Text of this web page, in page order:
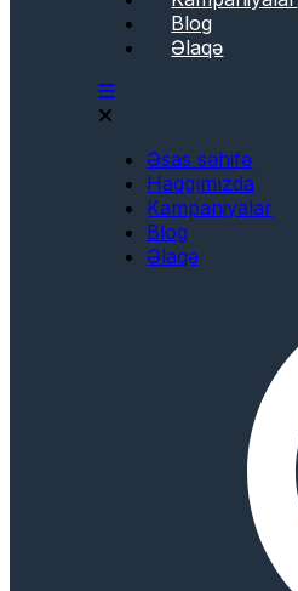
Blog
Əlaqə
Əsas səhifə
Haqqımızda
Kampaniyalar
Blog
Əlaqə